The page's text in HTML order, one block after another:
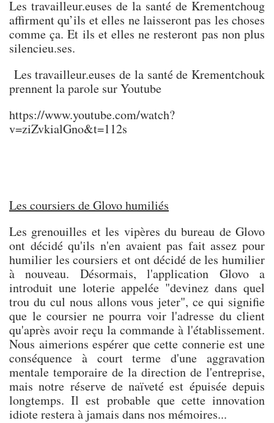
Les travailleur.euses de la santé de Krementchoug
affirment qu’ils et elles ne laisseront pas les choses
comme ça. Et ils et elles ne resteront pas non plus
silencieu.ses.
Les travailleur.euses de la santé de Krementchouk
prennent la parole sur Youtube
https://www.youtube.com/watch?
v=ziZvkialGno&t=112s
Les coursiers de Glovo humiliés
Les grenouilles et les vipères du bureau de Glovo
ont décidé qu'ils n'en avaient pas fait assez pour
humilier les coursiers et ont décidé de les humilier
à nouveau. Désormais, l'application Glovo a
introduit une loterie appelée "devinez dans quel
trou du cul nous allons vous jeter", ce qui signifie
que le coursier ne pourra voir l'adresse du client
qu'après avoir reçu la commande à l'établissement.
Nous aimerions espérer que cette connerie est une
conséquence à court terme d'une aggravation
mentale temporaire de la direction de l'entreprise,
mais notre réserve de naïveté est épuisée depuis
longtemps. Il est probable que cette innovation
idiote restera à jamais dans nos mémoires...